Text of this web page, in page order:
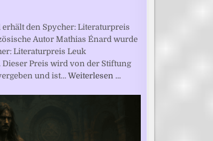
den Spycher: Literaturpreis
Autor Mathias Énard wurde
Literaturpreis Leuk
Dieser Preis wird von der Stiftung
und ist… Weiterlesen …